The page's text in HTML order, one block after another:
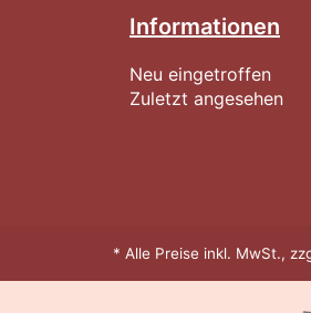
Informationen
Neu eingetroffen
Zuletzt angesehen
* Alle Preise inkl. MwSt.,